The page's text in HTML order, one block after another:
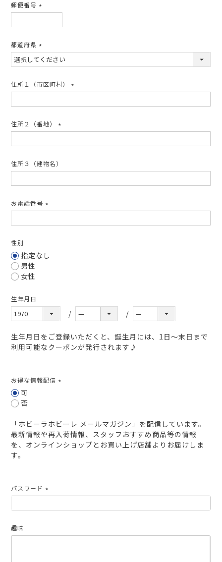
郵便番号
須)
都道府県
(必
須)
住所１（市区町村）
須)
住所２（番地）
須)
住所３（建物名）
お電話番号
須)
性別
指定なし
男性
女性
生年月日
生年月日をご登録いただくと、誕生月には、1日～末日まで
利用可能なクーポンが発行されます♪
お得な情報配信
可
否
「ホビーラホビーレ メールマガジン」を配信しています。
最新情報や再入荷情報、スタッフおすすめ商品等の情報
を、オンラインショップとお買い上げ店舗よりお届けしま
す。
パスワード
須)
趣味